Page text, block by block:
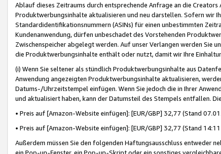
Ablauf dieses Zeitraums durch entsprechende Anfrage an die
Produktwerbungsinhalte aktualisieren und neu darstellen. Sofern wir
Standardidentifikationsnummern (ASINs) für einen unbestimmten
Kundenanwendung, dürfen unbeschadet des Vorstehenden
Zwischenspeicher abgelegt werden. Auf unser Verlangen werden Sie
die Produktwerbungsinhalte enthält oder nutzt, damit wir Ihre
(i) Wenn Sie seltener als stündlich Produktwerbungsinhalte aus
Anwendung angezeigten Produktwerbungsinhalte aktualisieren,
Datums-/Uhrzeitstempel einfügen. Wenn Sie jedoch die in Ihrer
und aktualisiert haben, kann der Datumsteil des Stempels entfallen.
• Preis auf [Amazon-Website einfügen]: [EUR/GBP] 32,77 (Stand
• Preis auf [Amazon-Website einfügen]: [EUR/GBP] 32,77 (Stand
Außerdem müssen Sie den folgenden Haftungsausschluss entweder
ein Pop-up-Fenster, ein Pop-up-Skript oder ein sonstiges